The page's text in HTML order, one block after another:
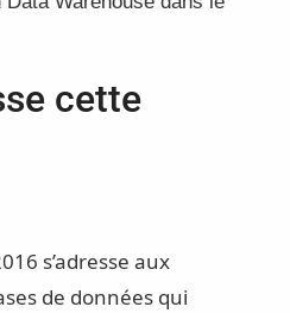
cette
s’adresse aux
de données qui